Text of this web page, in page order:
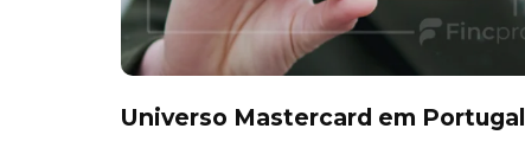
Universo Mastercard em Portugal